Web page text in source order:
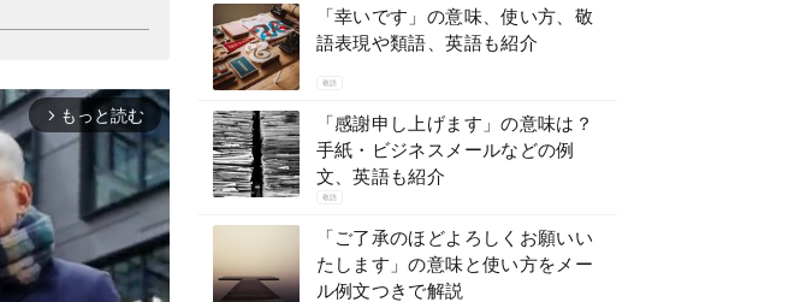
arrow_forward_ios もっと読む
「幸いです」の意味、使い方、敬
語表現や類語、英語も紹介
敬語
「感謝申し上げます」の意味は？
手紙・ビジネスメールなどの例
文、英語も紹介
敬語
「ご了承のほどよろしくお願いい
たします」の意味と使い方をメー
ル例文つきで解説